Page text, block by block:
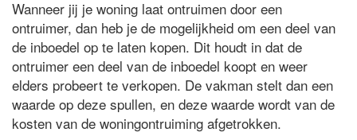
Wanneer jij je woning laat ontruimen door een
ontruimer, dan heb je de mogelijkheid om een deel van
de inboedel op te laten kopen. Dit houdt in dat de
ontruimer een deel van de inboedel koopt en weer
elders probeert te verkopen. De vakman stelt dan een
waarde op deze spullen, en deze waarde wordt van de
kosten van de woningontruiming afgetrokken.